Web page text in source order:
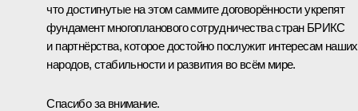
что достигнутые на этом саммите договорённости укрепят
фундамент многопланового сотрудничества стран БРИКС
и партнёрства, которое достойно послужит интересам наших
народов, стабильности и развития во всём мире.
Спасибо за внимание.